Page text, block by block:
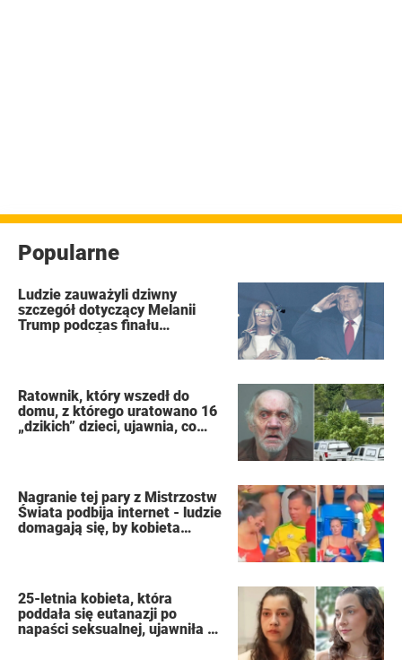
Popularne
Ludzie zauważyli dziwny
szczegół dotyczący Melanii
Trump podczas finału
Ratownik, który wszedł do
domu, z którego uratowano 16
„dzikich” dzieci, ujawnia, co
Nagranie tej pary z Mistrzostw
Świata podbija internet - ludzie
domagają się, by kobieta
25-letnia kobieta, która
poddała się eutanazji po
napaści seksualnej, ujawniła w